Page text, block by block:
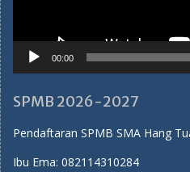
Instagram: sma_hangtuah1
Twitter: sma_hangtuah1
Tiktok: sma_hangtuah1
Proudly powered by WordPress